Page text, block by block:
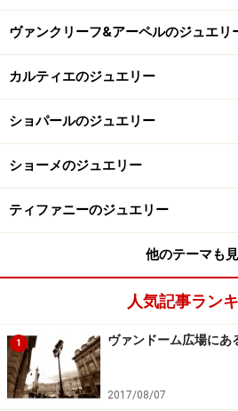
ヴァンクリーフ&アーペルのジュエリ
カルティエのジュエリー
ショパールのジュエリー
ショーメのジュエリー
ティファニーのジュエリー
他のテーマも
人気記事ラン
1 ヴァンドーム広場にあ
2017/08/07